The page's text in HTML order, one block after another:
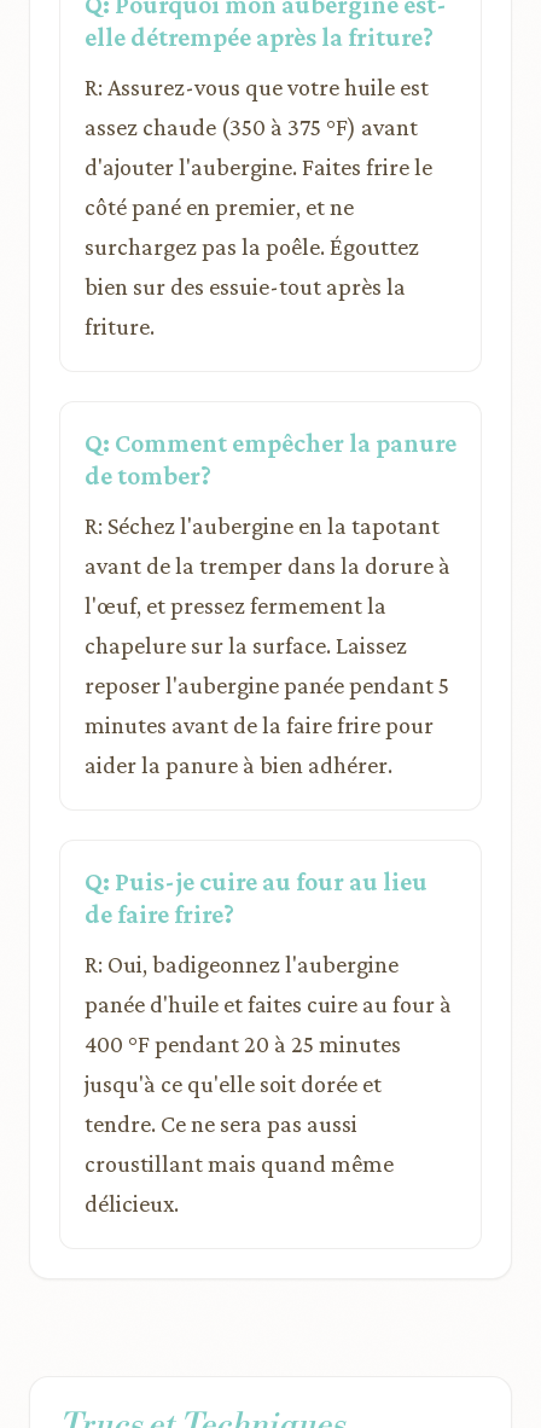
elle détrempée après la friture?
R: Assurez-vous que votre huile est
assez chaude (350 à 375 °F) avant
d'ajouter l'aubergine. Faites frire le
côté pané en premier, et ne
surchargez pas la poêle. Égouttez
bien sur des essuie-tout après la
friture.
Q: Comment empêcher la panure
de tomber?
R: Séchez l'aubergine en la tapotant
avant de la tremper dans la dorure à
l'œuf, et pressez fermement la
chapelure sur la surface. Laissez
reposer l'aubergine panée pendant 5
minutes avant de la faire frire pour
aider la panure à bien adhérer.
Q: Puis-je cuire au four au lieu
de faire frire?
R: Oui, badigeonnez l'aubergine
panée d'huile et faites cuire au four à
400 °F pendant 20 à 25 minutes
jusqu'à ce qu'elle soit dorée et
tendre. Ce ne sera pas aussi
croustillant mais quand même
délicieux.